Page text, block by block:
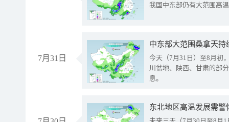
我国中东部仍有大范围高
7月31日
中东部大范围桑拿天
今天（7月31日）至8月初
川盆地、陕西、甘肃的部
息。
东北地区高温发展需